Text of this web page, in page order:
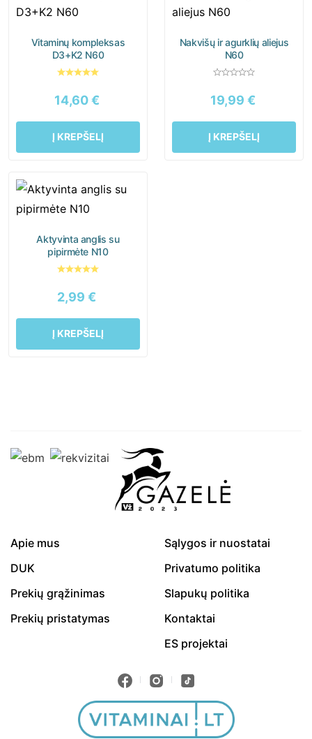
Vitaminų kompleksas
D3+K2 N60
14,60€
Į KREPŠELĮ
Nakvišų ir agurklių aliejus
N60
19,99 €
Į KREPŠELĮ
Aktyvinta anglis su
pipirmėte N10
2,99 €
Į KREPŠELĮ
Apie mus
DUK
Prekių grąžinimas
Prekių pristatymas
Sąlygos ir nuostatai
Privatumo politika
Slapukų politika
Kontaktai
ES projektai